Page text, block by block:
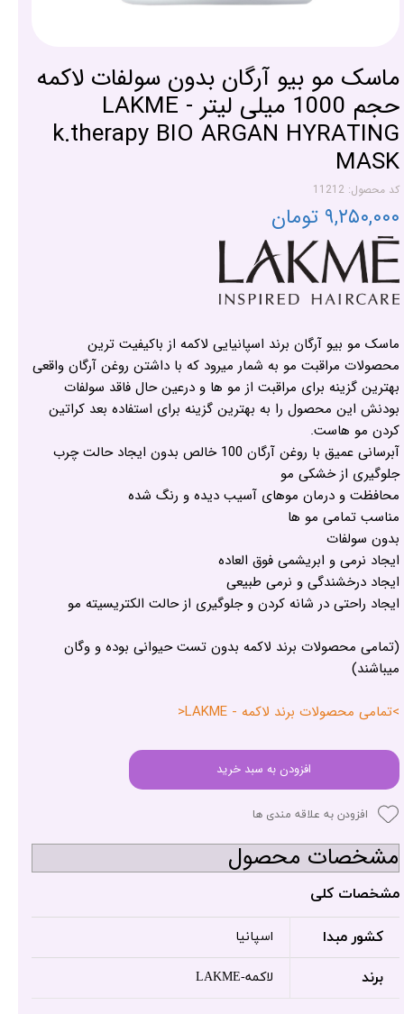
ماسک مو بیو آرگان بدون سولفات لاکمه
حجم 1000 میلی لیتر - LAKME
k.therapy BIO ARGAN HYRATING
MASK
کد محصول: 11212
۹,۲۵۰,۰۰۰ تومان
ماسک مو بیو آرگان برند اسپانیایی لاکمه از باکیفیت ترین
محصولات مراقبت مو به شمار میرود که با داشتن روغن آرگان واقعی
بهترین گزینه برای مراقبت از مو ها و درعین حال فاقد سولفات
بودنش این محصول را به بهترین گزینه برای استفاده بعد کراتین
کردن مو هاست.
آبرسانی عمیق با روغن آرگان 100 خالص بدون ایجاد حالت چرب
جلوگیری از خشکی مو
محافظت و درمان موهای آسیب دیده و رنگ شده
مناسب تمامی مو ها
بدون سولفات
ایجاد نرمی و ابریشمی فوق العاده
ایجاد درخشندگی و نرمی طبیعی
ایجاد راحتی در شانه کردن و جلوگیری از حالت الکتریسیته مو
(تمامی محصولات برند لاکمه بدون تست حیوانی بوده و وگان
میباشند)
>تمامی محصولات برند لاکمه - LAKME<
افزودن به سبد خرید
افزودن به علاقه مندی ها
مشخصات محصول
مشخصات کلی
کشور مبدا اسپانیا
برند لاکمه-LAKME